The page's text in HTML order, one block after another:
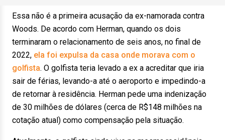
Essa não é a primeira acusação da ex-namorada contra
Woods. De acordo com Herman, quando os dois
terminaram o relacionamento de seis anos, no final de
2022, ela foi expulsa da casa onde morava com o
golfista. O golfista teria levado a ex a acreditar que iria
sair de férias, levando-a até o aeroporto e impedindo-a
de retornar à residência. Herman pede uma indenização
de 30 milhões de dólares (cerca de R$148 milhões na
cotação atual) como compensação pela situação.